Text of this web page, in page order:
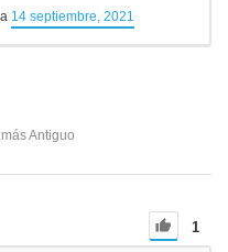
14 septiembre, 2021
Antiguo
1